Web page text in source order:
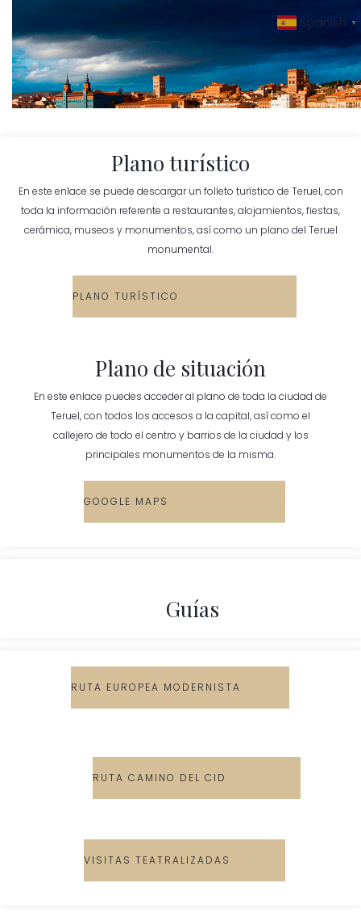
contenido
Plano turístico
En este enlace se puede descargar un folleto turístico de Teruel, con
toda la información referente a restaurantes, alojamientos, fiestas,
cerámica, museos y monumentos, así como un plano del Teruel
monumental.
PLANO TURÍSTICO
Plano de situación
En este enlace puedes acceder al plano de toda la ciudad de
Teruel, con todos los accesos a la capital, así como el
callejero de todo el centro y barrios de la ciudad y los
principales monumentos de la misma.
GOOGLE MAPS
Guías
RUTA EUROPEA MODERNISTA
RUTA CAMINO DEL CID
VISITAS TEATRALIZADAS
Spanish ▼